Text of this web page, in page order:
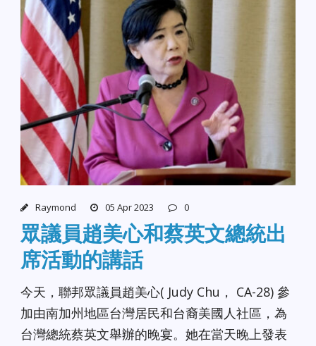
Raymond 05 Apr 2023 0
眾議員趙美心和蔡英文總統出
席活動的講話
今天，聯邦眾議員趙美心( Judy Chu， CA-28) 參
加由南加州地區台灣居民和台裔美國人社區，為
台灣總統蔡英文舉辦的晚宴。她在當天晚上發表